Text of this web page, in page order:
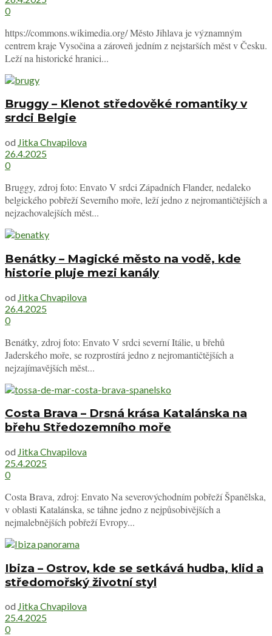
0
https://commons.wikimedia.org/ Město Jihlava je významným
centrem kraje Vysočina a zároveň jedním z nejstarších měst v Česku.
Leží na historické hranici...
Bruggy – Klenot středověké romantiky v
srdci Belgie
od Jitka Chvapilova
26.4.2025
0
Bruggy, zdroj foto: Envato V srdci Západních Flander, nedaleko
belgického pobřeží Severního moře, leží jedno z nejromantičtějších a
nejzachovalejších měst...
Benátky – Magické město na vodě, kde
historie pluje mezi kanály
od Jitka Chvapilova
26.4.2025
0
Benátky, zdroj foto: Envato V srdci severní Itálie, u břehů
Jaderského moře, se rozprostírá jedno z nejromantičtějších a
nejzajímavějších měst...
Costa Brava – Drsná krása Katalánska na
břehu Středozemního moře
od Jitka Chvapilova
25.4.2025
0
Costa Brava, zdroj: Envato Na severovýchodním pobřeží Španělska,
v oblasti Katalánska, se táhne jedno z nejpůsobivějších a
nejmalebnějších pobřeží Evropy...
Ibiza – Ostrov, kde se setkává hudba, klid a
středomořský životní styl
od Jitka Chvapilova
25.4.2025
0